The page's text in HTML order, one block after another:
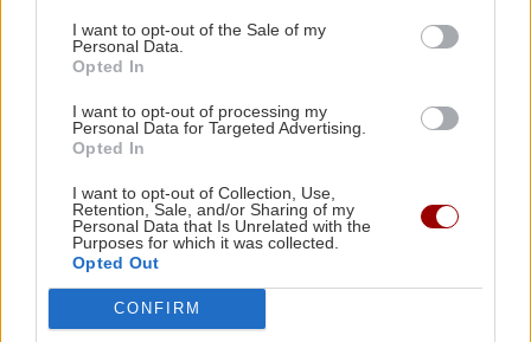
I want to opt-out of the Sale of my
Personal Data.
Opted In
I want to opt-out of processing my
Personal Data for Targeted Advertising.
Opted In
I want to opt-out of Collection, Use,
Retention, Sale, and/or Sharing of my
Personal Data that Is Unrelated with the
Purposes for which it was collected.
Opted Out
CONFIRM
Ρωσικοί βομβαρδισμοί στο Κίεβο: Τρεις
νεκροί, ανάμεσά τους ένα παιδί
ΚΡΗΤΗ
Κρήτη - νοσοκομεία: Κλινικές πάνω
ασθενείς